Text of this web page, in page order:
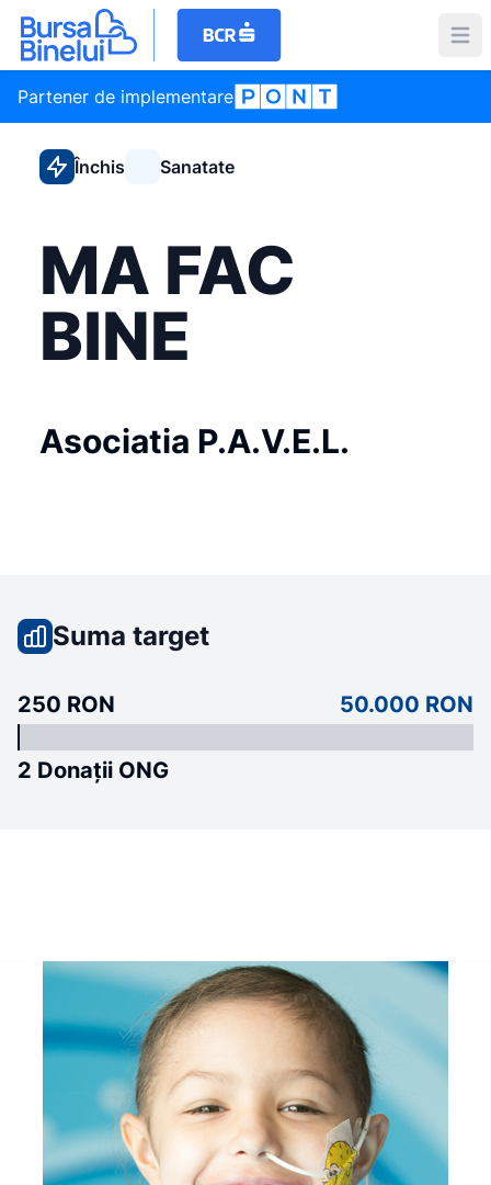
Partener de implementare
Închis Sanatate
MA FAC
BINE
Asociatia P.A.V.E.L.
Suma target
250 RON 50.000 RON
2 Donații ONG